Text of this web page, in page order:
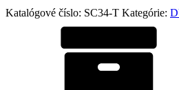
Katalógové číslo: SC34-T Kategórie: